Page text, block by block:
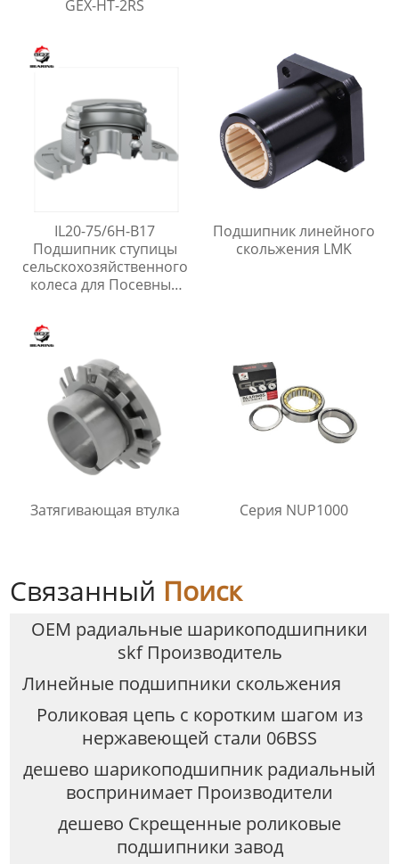
GEX-HT-2RS
IL20-75/6H-B17
Подшипник ступицы
сельскохозяйственного
колеса для Посевные
Подшипник линейного
скольжения LMK
Затягивающая втулка Серия NUP1000
Связанный Поиск
OEM радиальные шарикоподшипники
skf Производитель
Линейные подшипники скольжения
Роликовая цепь с коротким шагом из
нержавеющей стали 06BSS
дешево шарикоподшипник радиальный
воспринимает Производители
дешево Скрещенные роликовые
подшипники завод